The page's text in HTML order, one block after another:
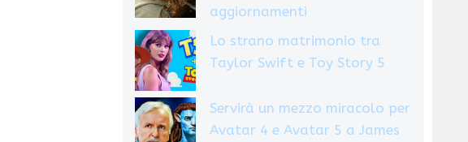
aggiornamenti
Lo strano matrimonio tra
Taylor Swift e Toy Story 5
Servirà un mezzo miracolo per
Avatar 4 e Avatar 5 a James